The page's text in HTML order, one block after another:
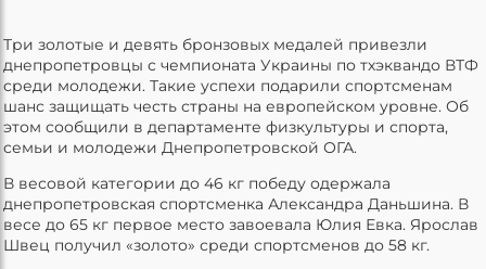
Три золотые и девять бронзовых медалей привезли
днепропетровцы с чемпионата Украины по тхэквандо ВТФ
среди молодежи. Такие успехи подарили спортсменам
шанс защищать честь страны на европейском уровне. Об
этом сообщили в департаменте физкультуры и спорта,
семьи и молодежи Днепропетровской ОГА.
В весовой категории до 46 кг победу одержала
днепропетровская спортсменка Александра Даньшина. В
весе до 65 кг первое место завоевала Юлия Евка. Ярослав
Швец получил «золото» среди спортсменов до 58 кг.